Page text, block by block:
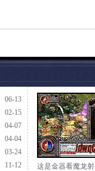
06-13
02-15
04-07
04-04
03-24
11-12
这是金器看魔龙